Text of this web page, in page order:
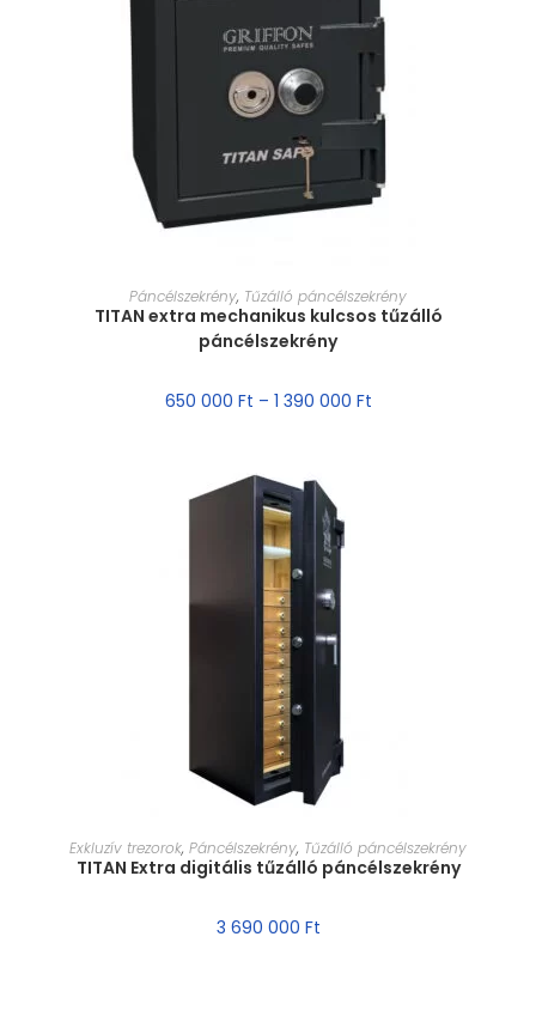
MÉRET VÁLASZTÁSA
Páncélszekrény, Tűzálló páncélszekrény
TITAN extra mechanikus kulcsos tűzálló
páncélszekrény
650 000 Ft – 1 390 000 Ft
MÉRET VÁLASZTÁSA
Exkluzív trezorok, Páncélszekrény, Tűzálló páncélszekrény
TITAN Extra digitális tűzálló páncélszekrény
3 690 000 Ft